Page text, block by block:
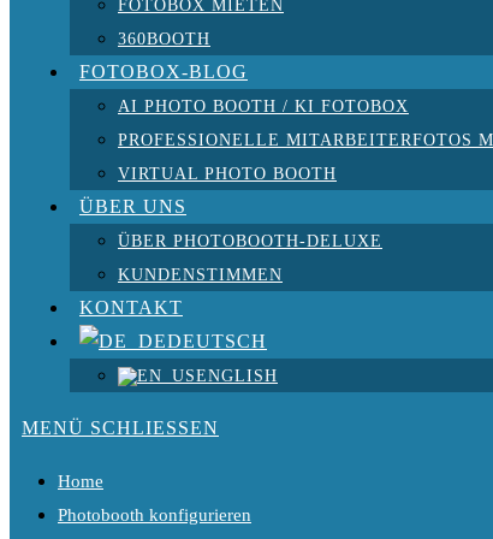
FOTOBOX MIETEN
360BOOTH
FOTOBOX-BLOG
AI PHOTO BOOTH / KI FOTOBOX
PROFESSIONELLE MITARBEITERFOTOS
VIRTUAL PHOTO BOOTH
ÜBER UNS
ÜBER PHOTOBOOTH-DELUXE
KUNDENSTIMMEN
KONTAKT
DEUTSCH
ENGLISH
MENÜ SCHLIESSEN
Home
Photobooth konfigurieren